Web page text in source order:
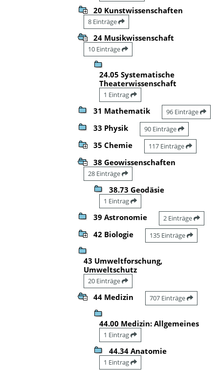
20 Kunstwissenschaften
8 Einträge
24 Musikwissenschaft
10 Einträge
24.05 Systematische
Theaterwissenschaft
1 Eintrag
31 Mathematik 96 Einträge
33 Physik 90 Einträge
35 Chemie 117 Einträge
38 Geowissenschaften
28 Einträge
38.73 Geodäsie
1 Eintrag
39 Astronomie 2 Einträge
42 Biologie 135 Einträge
43 Umweltforschung,
Umweltschutz
20 Einträge
44 Medizin 707 Einträge
44.00 Medizin: Allgemeines
1 Eintrag
44.34 Anatomie
1 Eintrag